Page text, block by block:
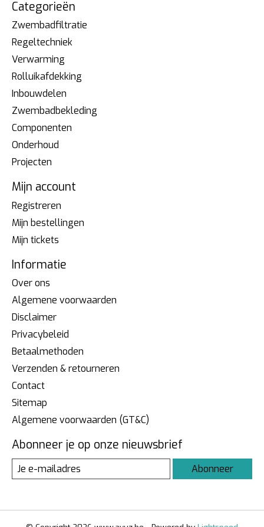
Categorieën
Zwembadfiltratie
Regeltechniek
Verwarming
Rolluikafdekking
Inbouwdelen
Zwembadbekleding
Componenten
Onderhoud
Projecten
Mijn account
Registreren
Mijn bestellingen
Mijn tickets
Informatie
Over ons
Algemene voorwaarden
Disclaimer
Privacybeleid
Betaalmethoden
Verzenden & retourneren
Contact
Sitemap
Algemene voorwaarden (GT&C)
Abonneer je op onze nieuwsbrief
Abonneer